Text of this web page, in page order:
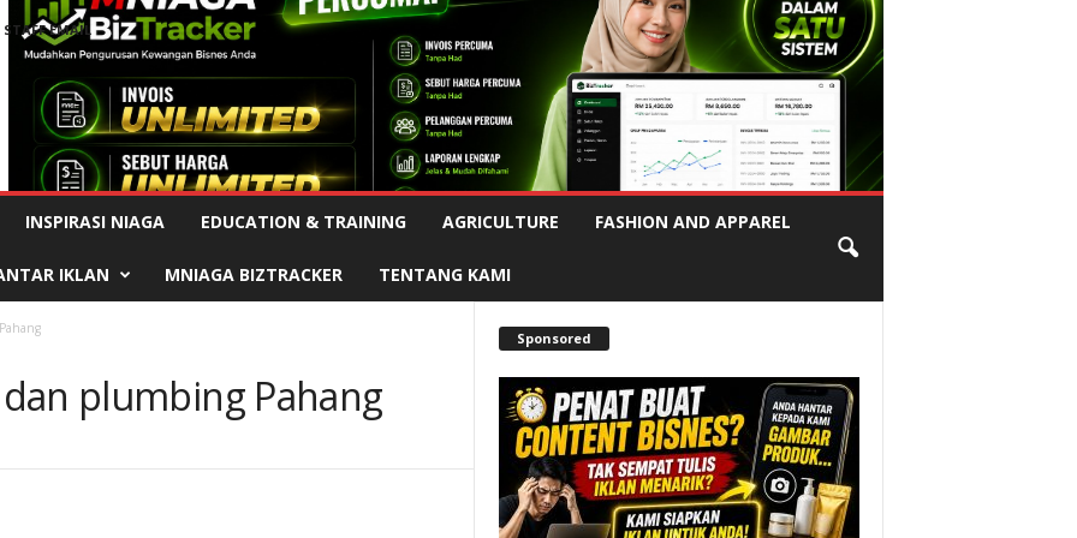
STAFF EMAIL
Advertisement
INSPIRASI NIAGA EDUCATION & TRAINING AGRICULTURE FASHION AND APPAREL
IKLAN MNIAGA BIZTRACKER TENTANG KAMI
plumbing Pahang
Sponsored